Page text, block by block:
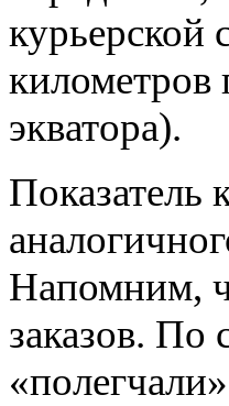
курьерской
километров
экватора).
Показатель
Напомним,
заказов. По